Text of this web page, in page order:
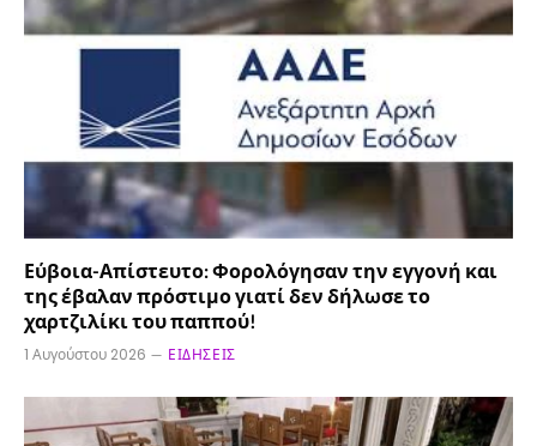
Εύβοια-Απίστευτο: Φορολόγησαν την εγγονή και
της έβαλαν πρόστιμο γιατί δεν δήλωσε το
χαρτζιλίκι του παππού!
1 Αυγούστου 2026 ΕΙΔΉΣΕΙΣ